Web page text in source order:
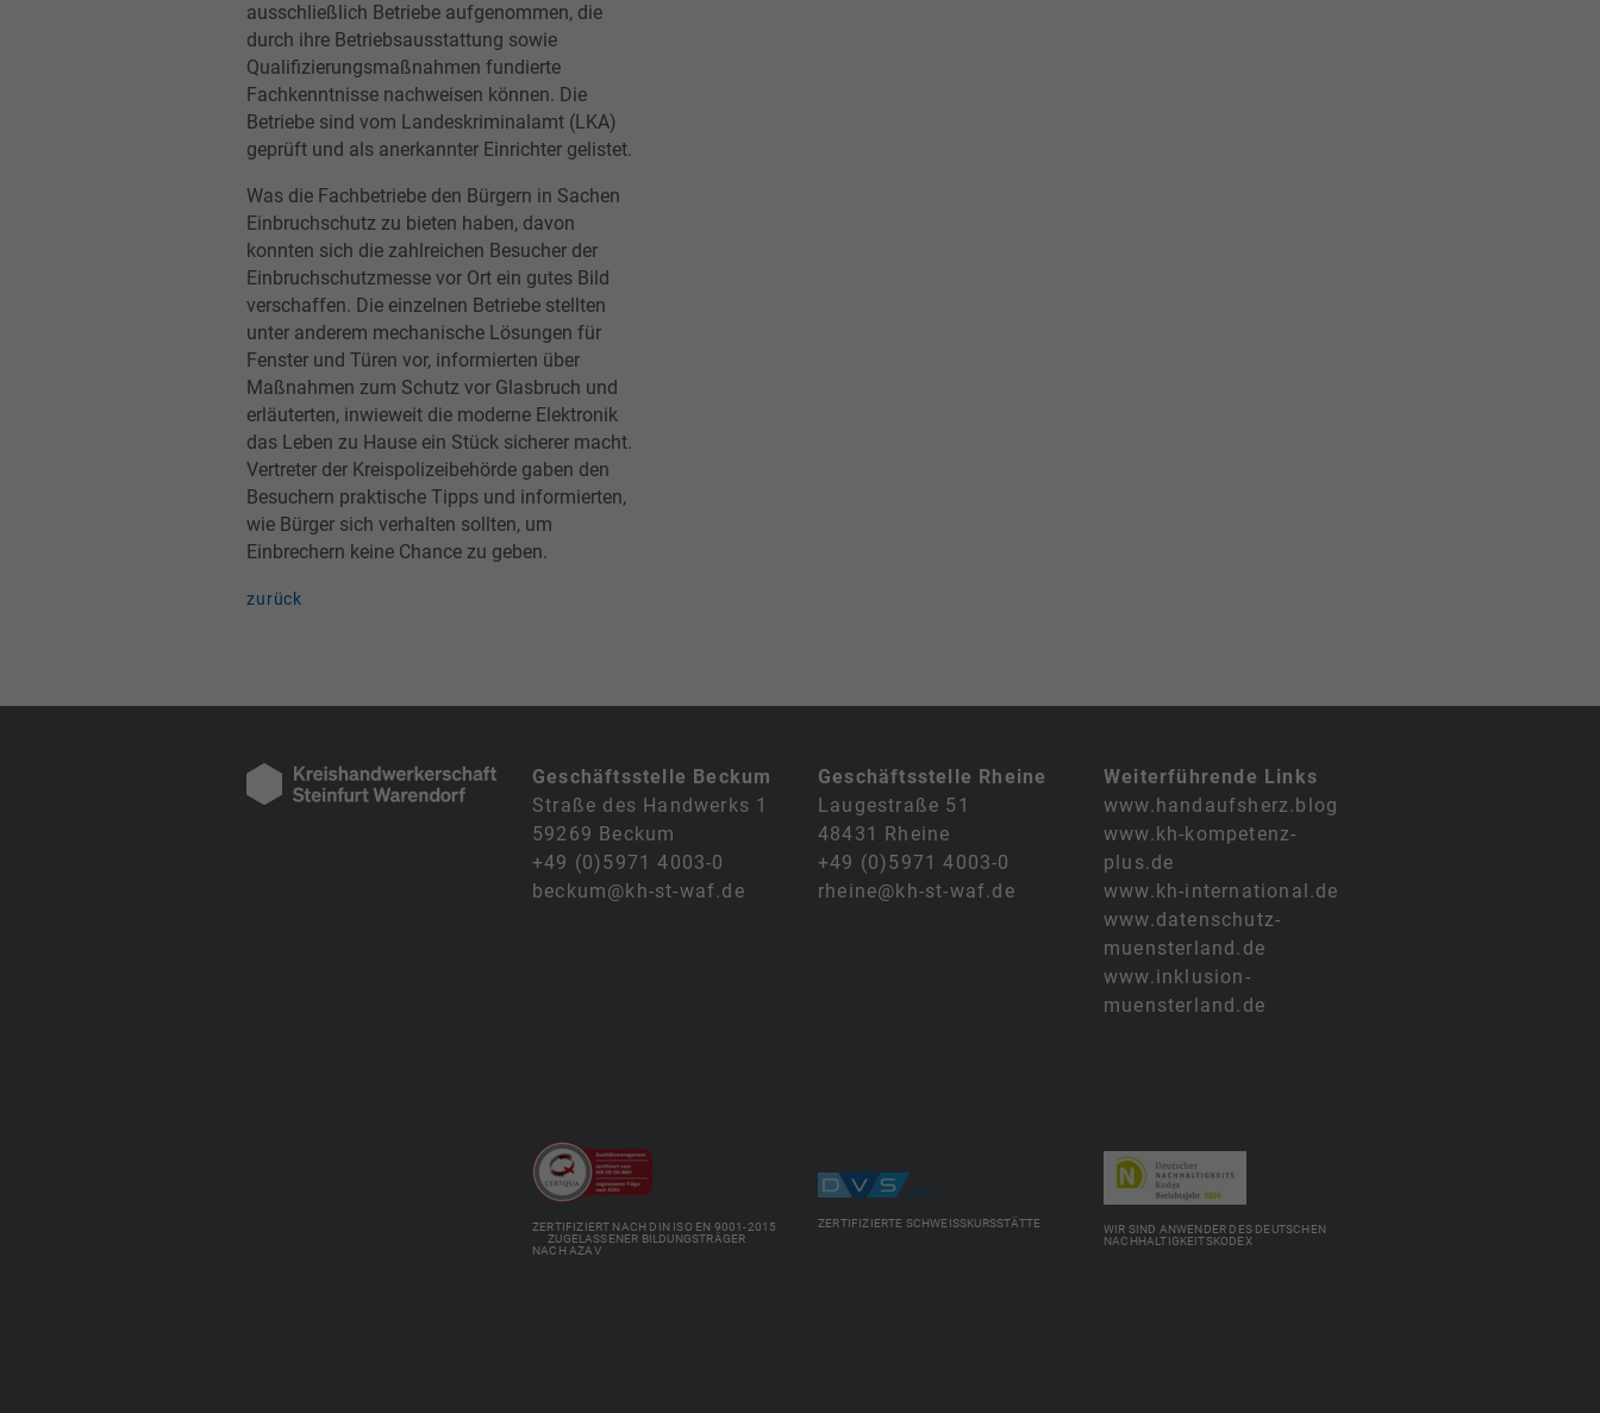
ausschließlich Betriebe aufgenommen, die
durch ihre Betriebsausstattung sowie
Qualifizierungsmaßnahmen fundierte
Fachkenntnisse nachweisen können. Die
Betriebe sind vom Landeskriminalamt (LKA)
geprüft und als anerkannter Einrichter gelistet.
Was die Fachbetriebe den Bürgern in Sachen
Einbruchschutz zu bieten haben, davon
konnten sich die zahlreichen Besucher der
Einbruchschutzmesse vor Ort ein gutes Bild
verschaffen. Die einzelnen Betriebe stellten
unter anderem mechanische Lösungen für
Fenster und Türen vor, informierten über
Maßnahmen zum Schutz vor Glasbruch und
erläuterten, inwieweit die moderne Elektronik
das Leben zu Hause ein Stück sicherer macht.
Vertreter der Kreispolizeibehörde gaben den
Besuchern praktische Tipps und informierten,
wie Bürger sich verhalten sollten, um
Einbrechern keine Chance zu geben.
zurück
Geschäftsstelle Beckum
Straße des Handwerks 1
59269 Beckum
+49 (0)5971 4003-0
beckum@kh-st-waf.de
Geschäftsstelle Rheine
Laugestraße 51
48431 Rheine
+49 (0)5971 4003-0
rheine@kh-st-waf.de
Weiterführende Links
www.handaufsherz.blog
www.kh-kompetenz-
plus.de
www.kh-international.de
www.datenschutz-
muensterland.de
www.inklusion-
muensterland.de
ZERTIFIZIERT NACH DIN ISO EN 9001-2015
ZUGELASSENER BILDUNGSTRÄGER
NACH AZAV
ZERTIFIZIERTE SCHWEISSKURSSTÄTTE WIR SIND ANWENDER DES DEUTSCHEN
NACHHALTIGKEITSKODEX